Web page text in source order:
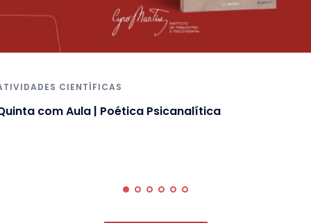
CIENTÍFICAS
com Aula | Poética Psicanalítica